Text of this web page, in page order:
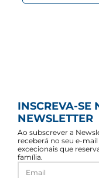
INSCREVA-SE
NEWSLETTER
Ao subscrever a
receberá no seu e-
excecionais que
família.